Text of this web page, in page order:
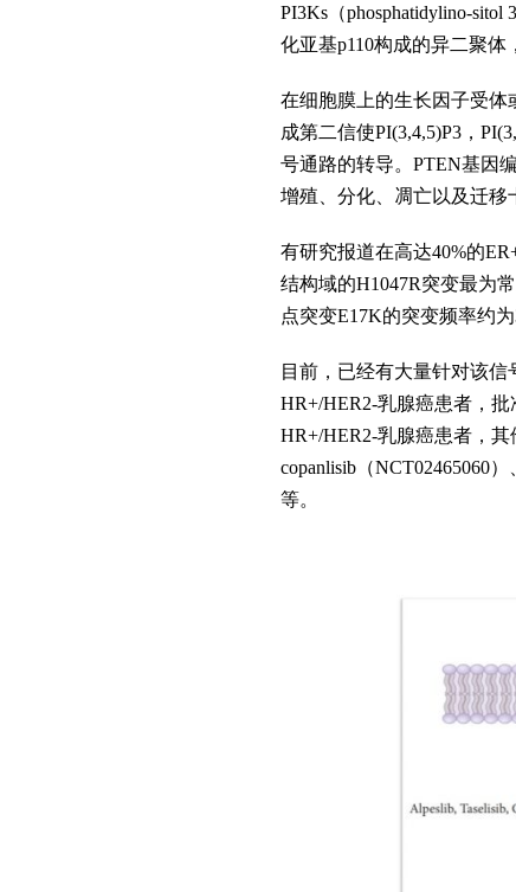
PI3Ks（phosphatidylino-
化亚基p110构成的异二聚体
在细胞膜上的生长因子受体
成第二信使PI(3,4,5)P3，
号通路的转导。PTEN基因
增殖、分化、凋亡以及迁移
有研究报道在高达40%的
结构域的H1047R突变最为
点突变E17K的突变频率约
目前，已经有大量针对该
HR+/HER2-乳腺癌患者，
HR+/HER2-乳腺癌患者，
copanlisib（NCT02465060
等。